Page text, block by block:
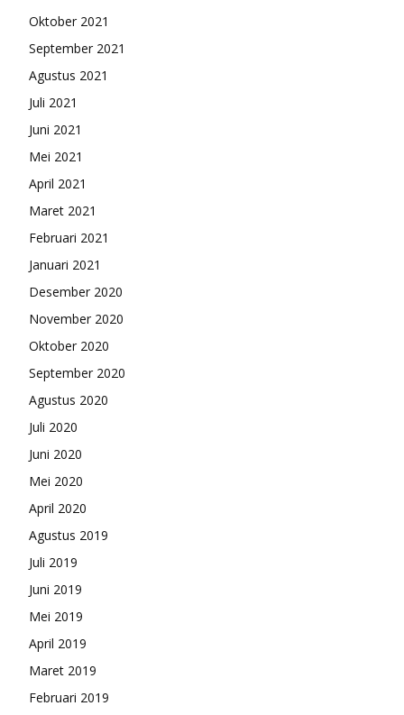
Oktober 2021
September 2021
Agustus 2021
Juli 2021
Juni 2021
Mei 2021
April 2021
Maret 2021
Februari 2021
Januari 2021
Desember 2020
November 2020
Oktober 2020
September 2020
Agustus 2020
Juli 2020
Juni 2020
Mei 2020
April 2020
Agustus 2019
Juli 2019
Juni 2019
Mei 2019
April 2019
Maret 2019
Februari 2019